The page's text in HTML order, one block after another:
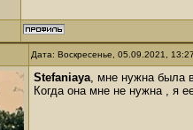
Дата: Воскресенье, 05.09.2021,
Stefaniaya, мне нужна была
Когда она мне не нужна , я